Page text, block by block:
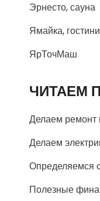
Эрнесто, сауна
Ямайка,
ЯрТочМаш
ЧИТАЕМ
Делаем ремонт
Делаем
Определяемся
Полезные